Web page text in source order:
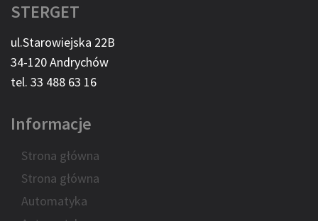
STERGET
ul.Starowiejska 22B
34-120 Andrychów
tel. 33 488 63 16
Informacje
Strona główna
Strona główna
Automatyka